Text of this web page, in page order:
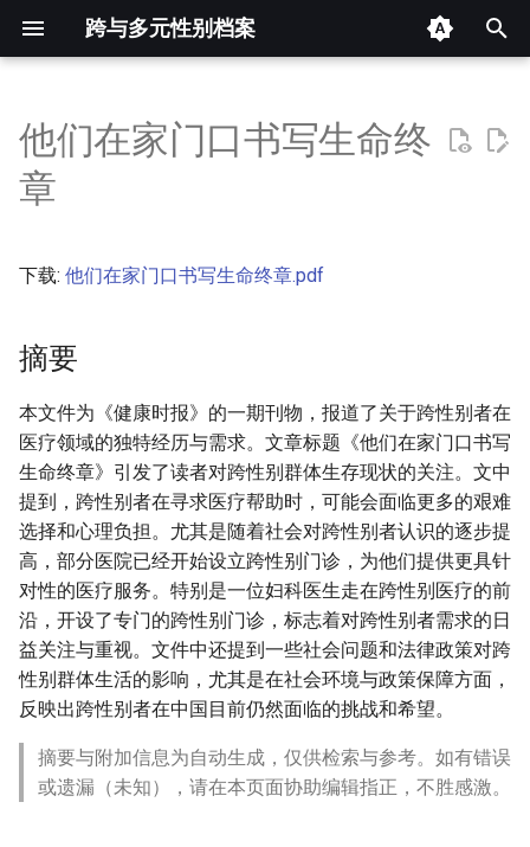
跨与多元性别档案
入
以
开
摘要
他们在家门口书写生命终
章
下载: 他们在家门口书写生命终章.pdf
摘要
本文件为《健康时报》的一期刊物，报道了关于跨性别者在
医疗领域的独特经历与需求。文章标题《他们在家门口书写
生命终章》引发了读者对跨性别群体生存现状的关注。文中
提到，跨性别者在寻求医疗帮助时，可能会面临更多的艰难
选择和心理负担。尤其是随着社会对跨性别者认识的逐步提
高，部分医院已经开始设立跨性别门诊，为他们提供更具针
对性的医疗服务。特别是一位妇科医生走在跨性别医疗的前
沿，开设了专门的跨性别门诊，标志着对跨性别者需求的日
益关注与重视。文件中还提到一些社会问题和法律政策对跨
性别群体生活的影响，尤其是在社会环境与政策保障方面，
反映出跨性别者在中国目前仍然面临的挑战和希望。
摘要与附加信息为自动生成，仅供检索与参考。如有错误
或遗漏（未知），请在本页面协助编辑指正，不胜感激。